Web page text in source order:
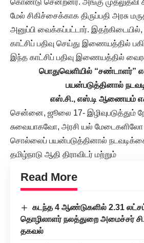
கொண்டு சென்றனர். அங்கு முதலுதவி
மேல் சிகிச்சைக்காக திருப்பதி அரசு
அனுப்பி வைக்கப்பட்டார்.
காட்சிப் பதிவு செய்து இணையத்தில்
இந்த காட்சிப் பதிவு இணையத்தில்
பொதுவெளியில்
பயன்படுத்தினால்
எஸ்.சி., எஸ்.டி ஆணையம்
சென்னை, ஜூலை 17- இழிவுபடுத்தும்
சுவையாகவோ, அரசி யல்
சொல்லைப் பயன்படுத்தினால்
தமிழ்நாடு ஆதி திராவிடர் மற்றும்
Read More
கடந்த 4 ஆண்டுகளில் 2.31
தொழிலாளர் நலத்துறை அமைச்சர்
தகவல்